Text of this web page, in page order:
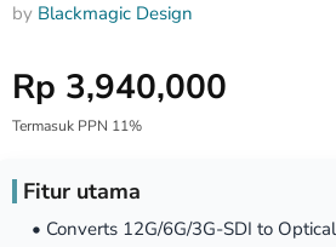
by Blackmagic Design
Harga Special
Rp 3,940,000
Termasuk PPN 11%
Fitur utama
• Converts 12G/6G/3G-SDI to